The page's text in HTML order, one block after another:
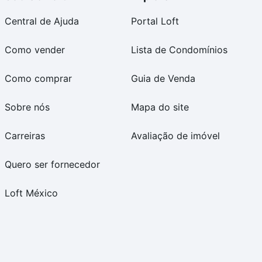
Central de Ajuda
Como vender
Como comprar
Sobre nós
Carreiras
Quero ser fornecedor
Loft México
Portal Loft
Lista de Condomínios
Guia de Venda
Mapa do site
Avaliação de imóvel